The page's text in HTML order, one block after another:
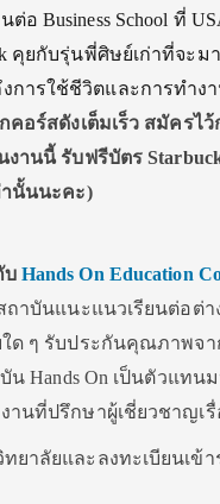
ต่อ Business School ที่
คุยกับรุ่นพี่ศิษย์เก่าที่จะม
การใช้ชีวิตและการทำงา
คอร์สดังเต็มเร็ว สมัครไ
งานนี้ รับฟรีบัตร
านั้นนะคะ)
บ Hands On Education
ถาบันแนะแนวเรียนต่อต่
ด ๆ รับประกันคุณภาพจา
น Hands On เป็นตัวแท
นที่ปรึกษาผู้เชี่ยวชาญเรื่
ยาลัยและลงทะเบียนเข้